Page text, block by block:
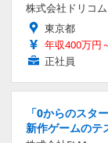
株式会社ドリコム
東京都
年収400万円
正社員
「0からのスタ
新作ゲームのテ